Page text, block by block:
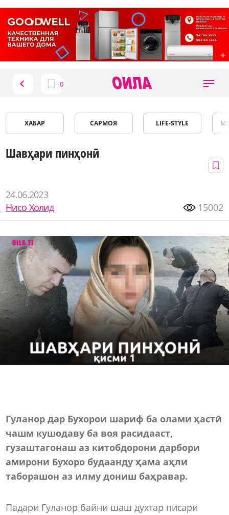
ХАБАР САРМОЯ LIFE-STYLE
Шавҳари пинҳонӣ
24.06.2023
Нисо Холид
15002
Гуланор дар Бухорои шариф ба олами ҳастӣ
чашм кушодаву ба воя расидааст,
гузаштагонаш аз китобдорони дарбори
амирони Бухоро будаанду ҳама аҳли
таборашон аз илму дониш баҳравар.
Падари Гуланор байни шаш духтар писари